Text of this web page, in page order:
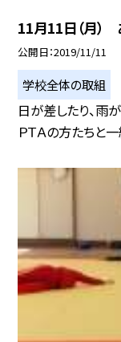
11月11日（月）
公開日 2019/11/11
学校全体の取組
日が差したり、雨
ＰＴＡの方たちと